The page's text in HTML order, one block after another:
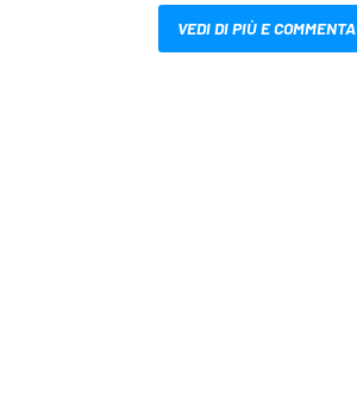
VEDI DI PIÙ E COMMENTA